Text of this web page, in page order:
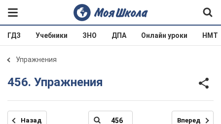
ГДЗ Учебники ЗНО ДПА Онлайн уроки НМТ
Упражнения
456. Упражнения
Назад Вперед